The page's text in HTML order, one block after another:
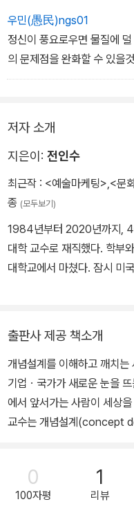
우민(愚民)ngs01
정신이 풍요로우면 물질에
의 문제점을 완화할 수 있을
저자 소개
지은이: 전인수
최근작 : <예술마케팅>,<문
종 (모두보기)
1984년부터 2020년까지,
대학 교수로 재직했다. 학부
대학교에서 마쳤다. 잠시 미
대표 저서로 『새로 쓰는 마케
비스마케팅』 『광고와 프로
개했다. 또한 경영, 마케팅,
해 다섯 권의 책 『철학으로
『개념설계의 시대』 『문화마
출판사 제공 책소개
개념설계를 이해하고 깨치는
기업ㆍ국가가 새로운 눈을 뜨는데 도움을
에서 앞서가는 사람이 세상
교수는 개념설계(concept
은 새로운 개념으로 드러나
다. 그러면서 지금 우리 사
있고 새로운 대안을 찾지 못
0
100자평
1
리뷰